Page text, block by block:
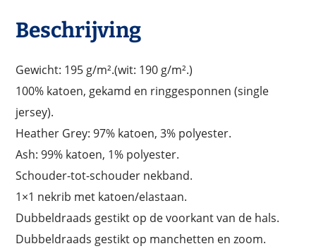
Beschrijving
Gewicht: 195 g/m².(wit: 190 g/m².)
100% katoen, gekamd en ringgesponnen (single
jersey).
Heather Grey: 97% katoen, 3% polyester.
Ash: 99% katoen, 1% polyester.
Schouder-tot-schouder nekband.
1×1 nekrib met katoen/elastaan.
Dubbeldraads gestikt op de voorkant van de hals.
Dubbeldraads gestikt op manchetten en zoom.